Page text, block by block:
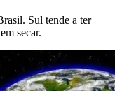
Sul tende a ter
secar.